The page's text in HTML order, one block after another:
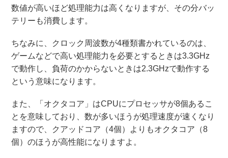
数値が高いほど処理能力は高くなりますが、その分バッ
テリーも消費します。
ちなみに、クロック周波数が4種類書かれているのは、
ゲームなどで高い処理能力を必要とするときは3.3GHz
で動作し、負荷のかからないときは2.3GHzで動作する
という意味になります。
また、「オクタコア」はCPUにプロセッサが8個あるこ
とを意味しており、数が多いほうが処理速度が速くなり
ますので、クアッドコア（4個）よりもオクタコア（8
個）のほうが高性能になりますよ。